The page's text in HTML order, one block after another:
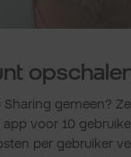
Sharing gemeen?
voor 10
per gebruiker